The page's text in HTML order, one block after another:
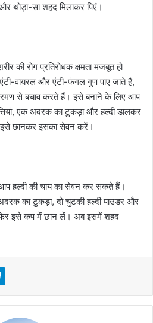
थोड़ा-सा शहद मिलाकर पिएं।
की रोग प्रतिरोधक क्षमता मजबूत हो
वायरल और एंटी-फंगल गुण पाए जाते हैं,
से बचाव करते हैं। इसे बनाने के लिए आप
एक अदरक का टुकड़ा और हल्दी डालकर
छानकर इसका सेवन करें।
हल्दी की चाय का सेवन कर सकते हैं।
का टुकड़ा, दो चुटकी हल्दी पाउडर और
इसे कप में छान लें। अब इसमें शहद